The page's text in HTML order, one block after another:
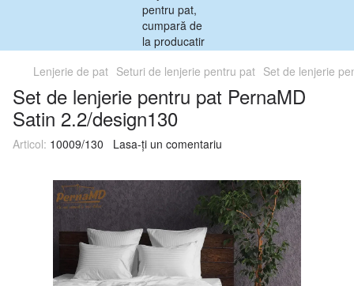
Lenjerie de pat Seturi de lenjerie pentru pat Set de lenjerie
Set de lenjerie pentru pat PernaMD
Satin 2.2/design130
Articol: 10009/130 Lasa-ți un comentariu